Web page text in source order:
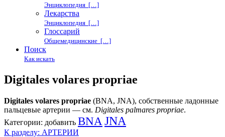
Энциклопедия […]
Лекарства
Энциклопедия […]
Глоссарий
Общемедицинские […]
Поиск
Как искать
Digitales volares propriae
Digitales volares propriae (BNA, JNA), собственные ладонные
пальцевые артерии — см. Digitales palmares propriae.
Категории: добавить BNA JNA
К разделу: АРТЕРИИ